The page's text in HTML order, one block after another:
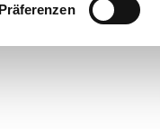
Präferenzen